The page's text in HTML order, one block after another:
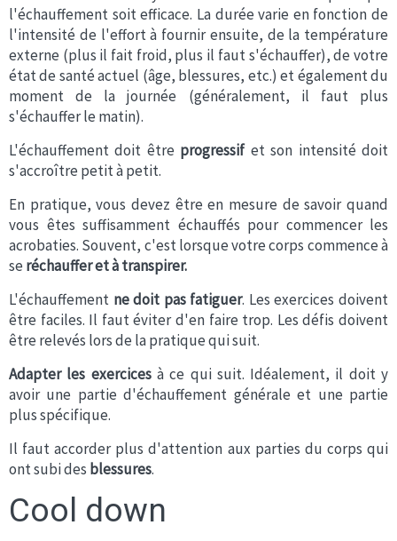
l'échauffement soit efficace. La durée varie en fonction de
l'intensité de l'effort à fournir ensuite, de la température
externe (plus il fait froid, plus il faut s'échauffer), de votre
état de santé actuel (âge, blessures, etc.) et également du
moment de la journée (généralement, il faut plus
s'échauffer le matin).
L'échauffement doit être progressif et son intensité doit
s'accroître petit à petit.
En pratique, vous devez être en mesure de savoir quand
vous êtes suffisamment échauffés pour commencer les
acrobaties. Souvent, c'est lorsque votre corps commence à
se réchauffer et à transpirer.
L'échauffement ne doit pas fatiguer. Les exercices doivent
être faciles. Il faut éviter d'en faire trop. Les défis doivent
être relevés lors de la pratique qui suit.
Adapter les exercicesà ce qui suit. Idéalement, il doit y
avoir une partie d'échauffement générale et une partie
plus spécifique.
Il faut accorder plus d'attention aux parties du corps qui
ont subi des blessures.
Cool down